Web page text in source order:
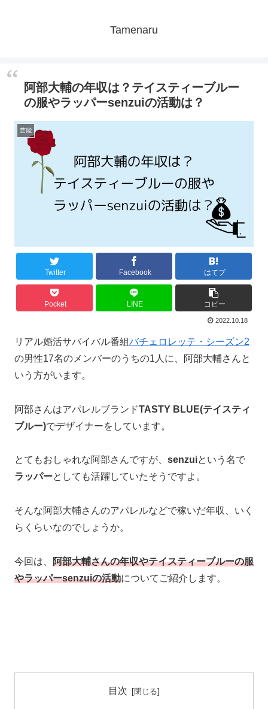
Tamenaru
阿部大輔の年収は？テイスティーブルー
の服やラッパーsenzuiの活動は？
芸能
Twitter Facebook はてブ
Pocket LINE コピー
2022.10.18
リアル婚活サバイバル番組バチェロレッテ・シーズン2
の男性17名のメンバーのうちの1人に、阿部大輔さんと
いう方がいます。
阿部さんはアパレルブランドTASTY BLUE(テイスティ
ブルー)でデザイナーをしています。
とてもおしゃれな阿部さんですが、 senzuiという名で
ラッパーとしても活躍していたそうですよ。
そんな阿部大輔さんのアパレルなどで稼いだ年収、いく
らくらいなのでしょうか。
今回は、 阿部大輔さんの年収やテイスティーブルーの服
やラッパーsenzuiの活動について ご紹介します。
目次